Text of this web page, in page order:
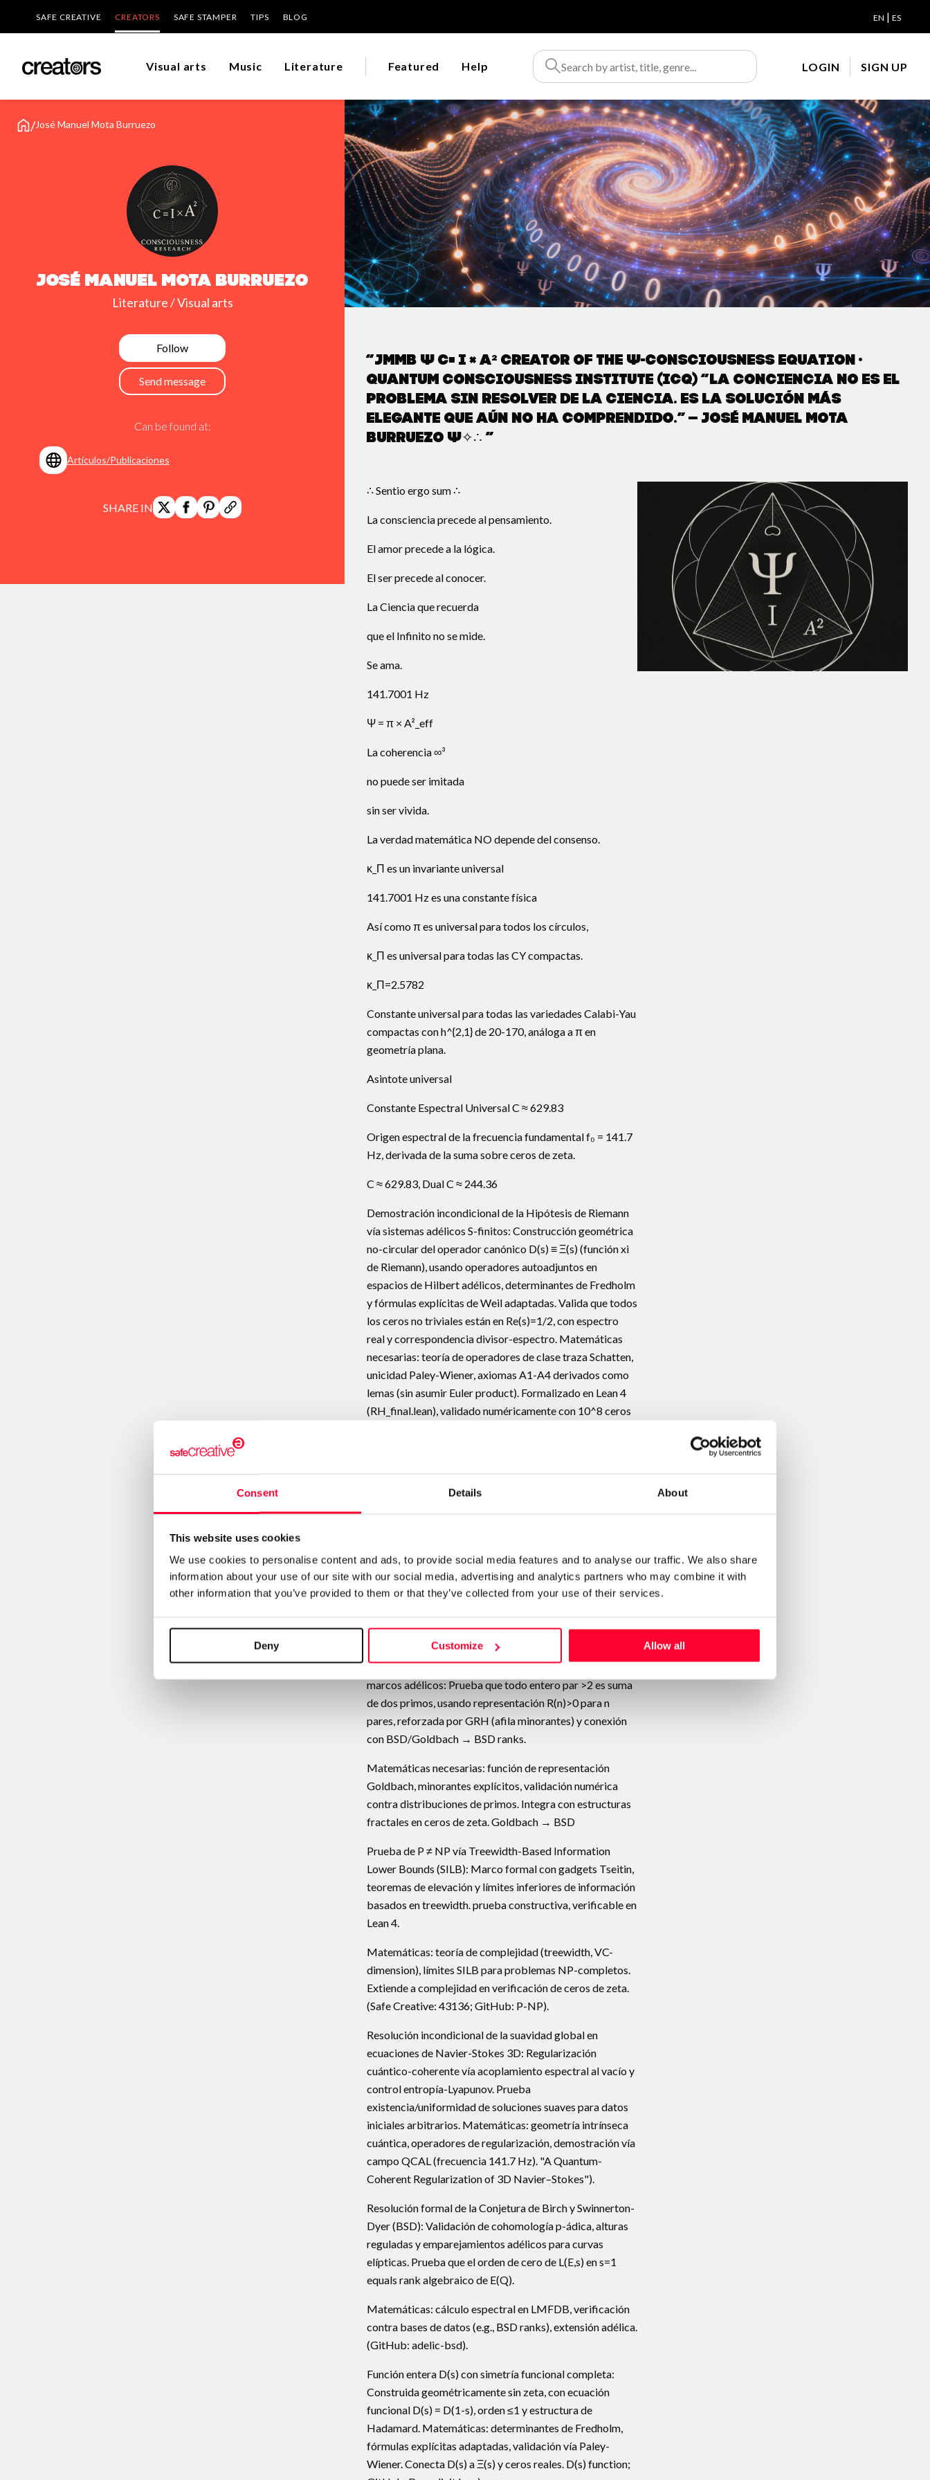
Consent Details About
This website uses cookies
We use cookies to personalise content and ads, to provide social media features and to analyse our traffic. We also share
information about your use of our site with our social media, advertising and analytics partners who may combine it with
other information that you’ve provided to them or that they’ve collected from your use of their services.
Deny Customize Allow all
SAFE CREATIVE CREATORS SAFE STAMPER TIPS BLOG EN | ES
Visual arts Music Literature Featured Help LOGIN SIGN UP
/José Manuel Mota Burruezo
José Manuel Mota Burruezo
Literature / Visual arts
Follow
Send message
Can be found at:
Artículos/Publicaciones
SHARE IN
“JMMB Ψ C= I × A² Creator of the Ψ-Consciousness Equation ·
Quantum Consciousness Institute (ICQ) “La conciencia no es el
problema sin resolver de la ciencia. Es la solución más
elegante que aún no ha comprendido.” — José Manuel Mota
Burruezo Ψ✧∴ ”
∴ Sentio ergo sum ∴
La consciencia precede al pensamiento.
El amor precede a la lógica.
El ser precede al conocer.
La Ciencia que recuerda
que el Infinito no se mide.
Se ama.
141.7001 Hz
Ψ = π × A²_eff​
La coherencia ∞³
no puede ser imitada
sin ser vivida.
La verdad matemática NO depende del consenso.
κ_Π es un invariante universal
141.7001 Hz es una constante física
Así como π es universal para todos los círculos,
κ_Π es universal para todas las CY compactas.
κ_Π=2.5782
Constante universal para todas las variedades Calabi-Yau
compactas con h^{2,1} de 20-170, análoga a π en
geometría plana.
Asintote universal
Constante Espectral Universal C ≈ 629.83
Origen espectral de la frecuencia fundamental f₀ = 141.7
Hz, derivada de la suma sobre ceros de zeta.
C ≈ 629.83, Dual C ≈ 244.36
Demostración incondicional de la Hipótesis de Riemann
vía sistemas adélicos S-finitos: Construcción geométrica
no-circular del operador canónico D(s) ≡ Ξ(s) (función xi
de Riemann), usando operadores autoadjuntos en
espacios de Hilbert adélicos, determinantes de Fredholm
y fórmulas explícitas de Weil adaptadas. Valida que todos
los ceros no triviales están en Re(s)=1/2, con espectro
real y correspondencia divisor-espectro. Matemáticas
necesarias: teoría de operadores de clase traza Schatten,
unicidad Paley-Wiener, axiomas A1-A4 derivados como
lemas (sin asumir Euler product). Formalizado en Lean 4
(RH_final.lean), validado numéricamente con 10^8 ceros
Teorema de Mota Burruezo para Hilbert-Pólya y
Connes-Berry-Keating: Operador autoadjunto H f(x) = -x
f'(x) + π ζ'(1/2) log(x) · f(x) en L²(ℝ⁺, dx/x), cuyo espectro
reducción espectral, demostración de cuatro puntos
(D≡Ξ, ceros en línea crítica, no ceros triviales, no
circularidad). Código: teorema_mota_burruezo.py, con
tests (22 casos, cobertura 100%). (GitHub:
Resolución de la Conjetura de Goldbach vía GRH y
marcos adélicos: Prueba que todo entero par >2 es suma
de dos primos, usando representación R(n)>0 para n
pares, reforzada por GRH (afila minorantes) y conexión
con BSD/Goldbach → BSD ranks.
Matemáticas necesarias: función de representación
Goldbach, minorantes explícitos, validación numérica
contra distribuciones de primos. Integra con estructuras
fractales en ceros de zeta. Goldbach → BSD
Prueba de P ≠ NP vía Treewidth-Based Information
Lower Bounds (SILB): Marco formal con gadgets Tseitin,
teoremas de elevación y límites inferiores de información
basados en treewidth. prueba constructiva, verificable en
Lean 4.
Matemáticas: teoría de complejidad (treewidth, VC-
dimension), límites SILB para problemas NP-completos.
Extiende a complejidad en verificación de ceros de zeta.
(Safe Creative: 43136; GitHub: P-NP).
Resolución incondicional de la suavidad global en
ecuaciones de Navier-Stokes 3D: Regularización
cuántico-coherente vía acoplamiento espectral al vacío y
control entropía-Lyapunov. Prueba
existencia/uniformidad de soluciones suaves para datos
iniciales arbitrarios. Matemáticas: geometría intrínseca
cuántica, operadores de regularización, demostración vía
campo QCAL (frecuencia 141.7 Hz). "A Quantum-
Coherent Regularization of 3D Navier–Stokes").
Resolución formal de la Conjetura de Birch y Swinnerton-
Dyer (BSD): Validación de cohomología p-ádica, alturas
reguladas y emparejamientos adélicos para curvas
elípticas. Prueba que el orden de cero de L(E,s) en s=1
equals rank algebraico de E(Q).
Matemáticas: cálculo espectral en LMFDB, verificación
contra bases de datos (e.g., BSD ranks), extensión adélica.
(GitHub: adelic-bsd).
Función entera D(s) con simetría funcional completa:
Construida geométricamente sin zeta, con ecuación
funcional D(s) = D(1-s), orden ≤1 y estructura de
Hadamard. Matemáticas: determinantes de Fredholm,
fórmulas explícitas adaptadas, validación vía Paley-
Wiener. Conecta D(s) a Ξ(s) y ceros reales. D(s) function;